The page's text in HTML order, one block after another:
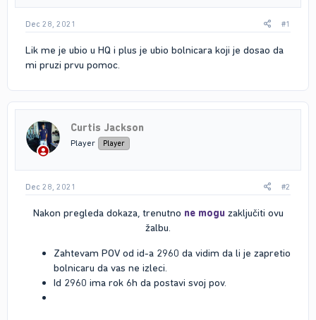
Dec 28, 2021 #1
Lik me je ubio u HQ i plus je ubio bolnicara koji je dosao da
mi pruzi prvu pomoc.
Curtis Jackson
Player Player
Dec 28, 2021 #2
Nakon pregleda dokaza, trenutno ne mogu zaključiti ovu
žalbu.​
Zahtevam POV od id-a 2960 da vidim da li je zapretio
bolnicaru da vas ne izleci.
Id 2960 ima rok 6h da postavi svoj pov.​